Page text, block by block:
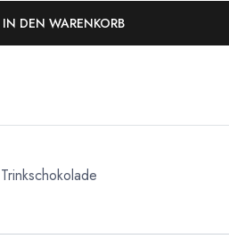
IN DEN WARENKORB
Trinkschokolade